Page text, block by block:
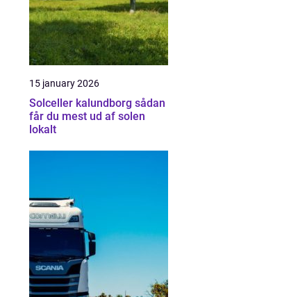
15 january 2026
Solceller kalundborg sådan
får du mest ud af solen
lokalt